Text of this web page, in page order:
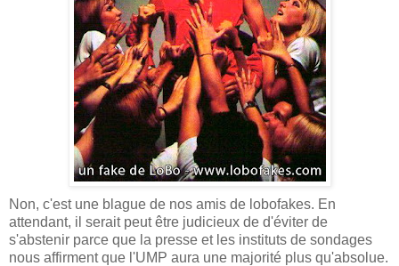
Non, c'est une blague de nos amis de lobofakes. En
attendant, il serait peut être judicieux de d'éviter de
s'abstenir parce que la presse et les instituts de sondages
nous affirment que l'UMP aura une majorité plus qu'absolue.